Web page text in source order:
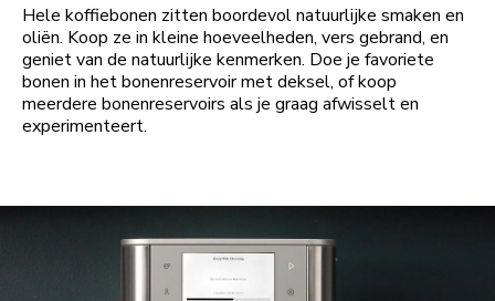
Hele koffiebonen zitten boordevol natuurlijke smaken en
oliën. Koop ze in kleine hoeveelheden, vers gebrand, en
geniet van de natuurlijke kenmerken. Doe je favoriete
bonen in het bonenreservoir met deksel, of koop
meerdere bonenreservoirs als je graag afwisselt en
experimenteert.